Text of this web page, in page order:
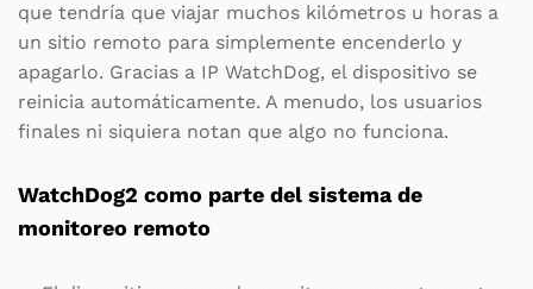
que tendría que viajar muchos kilómetros u horas a
un sitio remoto para simplemente encenderlo y
apagarlo. Gracias a IP WatchDog, el dispositivo se
reinicia automáticamente. A menudo, los usuarios
finales ni siquiera notan que algo no funciona.
WatchDog2 como parte del sistema de
monitoreo remoto